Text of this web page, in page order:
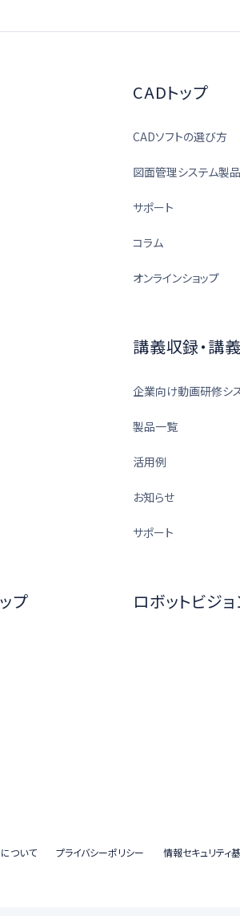
CADトップ
CADソフトの選び方
図面管理システム製
サポート
コラム
オンラインショップ
講義収録・講
企業向け動画研修シ
製品一覧
活用例
お知らせ
サポート
プ ロボットビジ
ついて プライバシーポリシー 情報セキュリティ